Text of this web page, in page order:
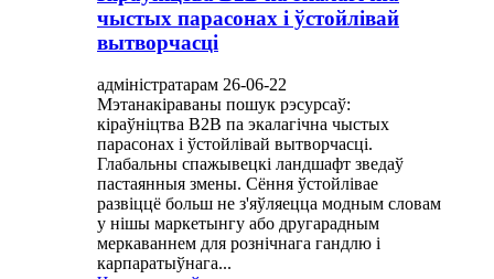
чыстых парасонах і ўстойлівай
вытворчасці
адміністратарам 26-06-22
Мэтанакіраваны пошук рэсурсаў:
кіраўніцтва B2B па экалагічна чыстых
парасонах і ўстойлівай вытворчасці.
Глабальны спажывецкі ландшафт зведаў
пастаянныя змены. Сёння ўстойлівае
развіццё больш не з'яўляецца модным словам
у нішы маркетынгу або другарадным
меркаваннем для рознічнага гандлю і
карпаратыўнага...